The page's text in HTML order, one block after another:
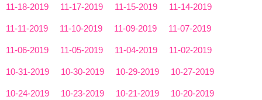
11-18-2019 11-17-2019 11-15-2019 11-14-2019
11-11-2019 11-10-2019 11-09-2019 11-07-2019
11-06-2019 11-05-2019 11-04-2019 11-02-2019
10-31-2019 10-30-2019 10-29-2019 10-27-2019
10-24-2019 10-23-2019 10-21-2019 10-20-2019